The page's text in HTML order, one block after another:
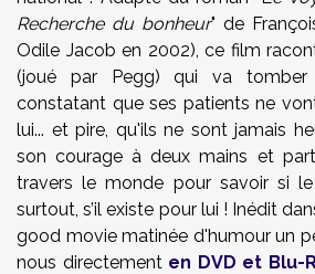
Recherche du bonheur" de
Odile Jacob en 2002), ce film
(joué par Pegg) qui va tomber
constatant que ses patients ne
lui... et pire, qu'ils ne sont jamais
son courage à deux mains et
travers le monde pour savoir si
surtout, s’il existe pour lui ! Inédit
good movie matinée d'humour un
nous directement en DVD et Blu-